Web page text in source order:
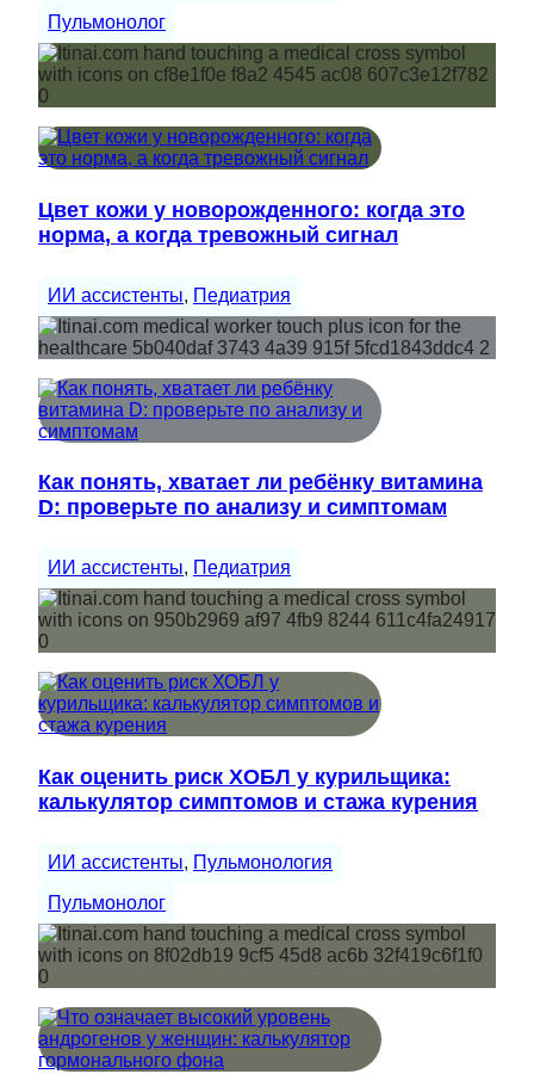
Пульмонолог
Цвет кожи у новорожденного: когда это
норма, а когда тревожный сигнал
ИИ ассистенты, Педиатрия
Как понять, хватает ли ребёнку витамина
D: проверьте по анализу и симптомам
ИИ ассистенты, Педиатрия
Как оценить риск ХОБЛ у курильщика:
калькулятор симптомов и стажа курения
ИИ ассистенты, Пульмонология
Пульмонолог